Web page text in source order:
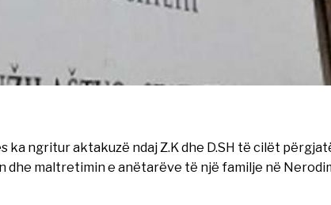
ka ngritur aktakuzë ndaj Z.K dhe D.SH të cilët
dhe maltretimin e anëtarëve të një familje në